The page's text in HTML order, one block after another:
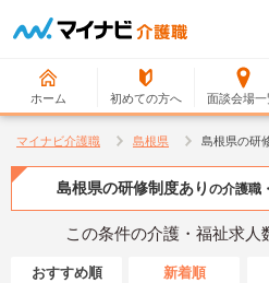
ホーム 初めての方へ 面談会場一
マイナビ介護職 島根県 島根県の研
島根県の研修制度あり の介護職
この条件の介護・福祉求人
おすすめ順 新着順